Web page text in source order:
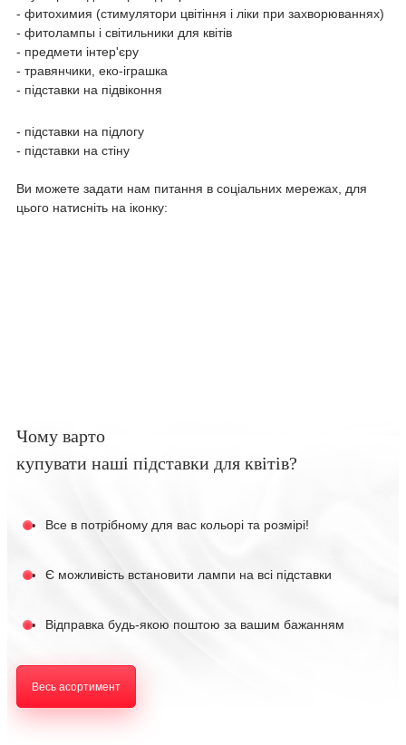
- фитохимия (стимулятори цвітіння і ліки при захворюваннях)
- фитолампы і світильники для квітів
- предмети інтер'єру
- травянчики, еко-іграшка
- підставки на підвіконня
- підставки на підлогу
- підставки на стіну
Ви можете задати нам питання в соціальних мережах, для
цього натисніть на іконку:
Чому варто
купувати наші підставки для квітів?
Все в потрібному для вас кольорі та розмірі!
Є можливість встановити лампи на всі підставки
Відправка будь-якою поштою за вашим бажанням
Весь асортимент